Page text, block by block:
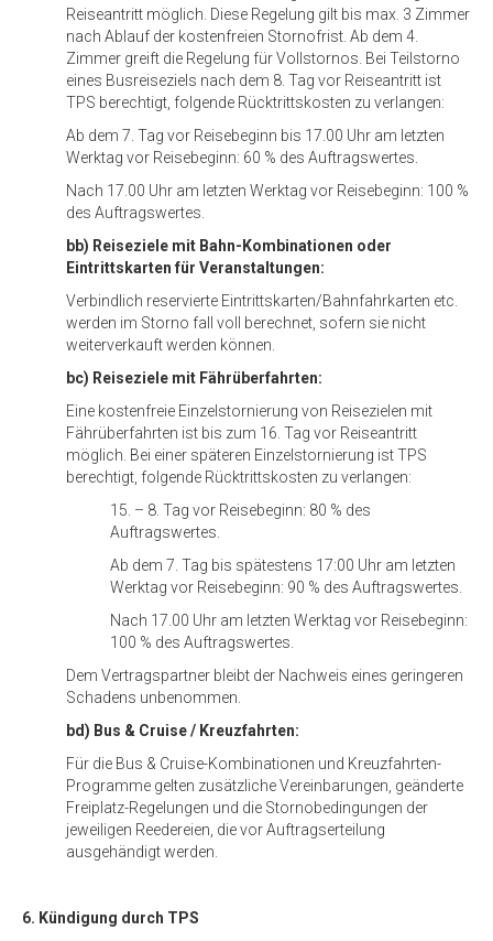
Reiseantritt möglich. Diese Regelung gilt bis max. 3 Zimmer
nach Ablauf der kostenfreien Stornofrist. Ab dem 4.
Zimmer greift die Regelung für Vollstornos. Bei Teilstorno
eines Busreiseziels nach dem 8. Tag vor Reiseantritt ist
TPS berechtigt, folgende Rücktrittskosten zu verlangen:
Ab dem 7. Tag vor Reisebeginn bis 17.00 Uhr am letzten
Werktag vor Reisebeginn: 60 % des Auftragswertes.
Nach 17.00 Uhr am letzten Werktag vor Reisebeginn: 100 %
des Auftragswertes.
bb) Reiseziele mit Bahn-Kombinationen oder
Eintrittskarten für Veranstaltungen:
Verbindlich reservierte Eintrittskarten/Bahnfahrkarten etc.
werden im Storno fall voll berechnet, sofern sie nicht
weiterverkauft werden können.
bc) Reiseziele mit Fährüberfahrten:
Eine kostenfreie Einzelstornierung von Reisezielen mit
Fährüberfahrten ist bis zum 16. Tag vor Reiseantritt
möglich. Bei einer späteren Einzelstornierung ist TPS
berechtigt, folgende Rücktrittskosten zu verlangen:
15. – 8. Tag vor Reisebeginn: 80 % des
Auftragswertes.
Ab dem 7. Tag bis spätestens 17:00 Uhr am letzten
Werktag vor Reisebeginn: 90 % des Auftragswertes.
Nach 17.00 Uhr am letzten Werktag vor Reisebeginn:
100 % des Auftragswertes.
Dem Vertragspartner bleibt der Nachweis eines geringeren
Schadens unbenommen.
bd) Bus & Cruise / Kreuzfahrten:
Für die Bus & Cruise-Kombinationen und Kreuzfahrten-
Programme gelten zusätzliche Vereinbarungen, geänderte
Freiplatz-Regelungen und die Stornobedingungen der
jeweiligen Reedereien, die vor Auftragserteilung
ausgehändigt werden.
6. Kündigung durch TPS